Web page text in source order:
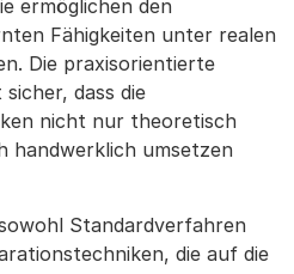
ermöglichen den
Fähigkeiten unter realen
Die praxisorientierte
dass die
nicht nur theoretisch
handwerklich umsetzen
Standardverfahren
die auf die